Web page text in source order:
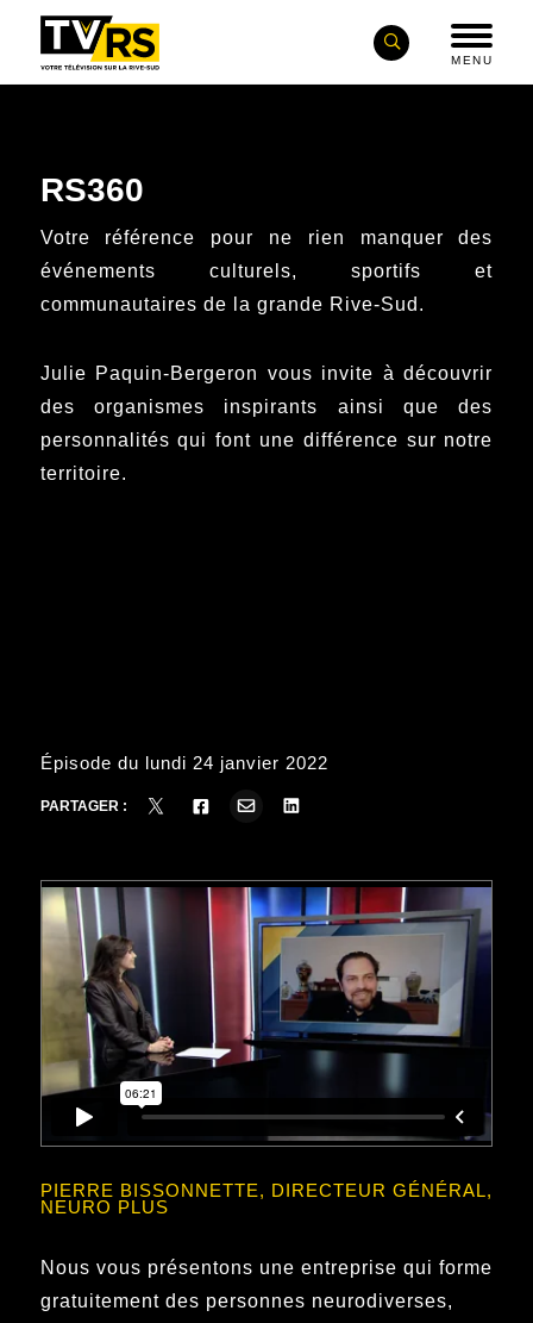
MENU
RS360
Votre référence pour ne rien manquer des
événements culturels, sportifs et
communautaires de la grande Rive-Sud.
Julie Paquin-Bergeron vous invite à découvrir
des organismes inspirants ainsi que des
personnalités qui font une différence sur notre
territoire.
Épisode du lundi 24 janvier 2022
PARTAGER :
PIERRE BISSONNETTE, DIRECTEUR GÉNÉRAL,
NEURO PLUS
Nous vous présentons une entreprise qui forme
gratuitement des personnes neurodiverses,